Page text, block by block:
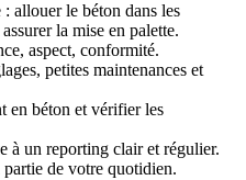
allouer le béton dans les
la mise en palette.
aspect, conformité.
petites maintenances et
en béton et vérifier les
à un reporting clair et régulier.
de votre quotidien.